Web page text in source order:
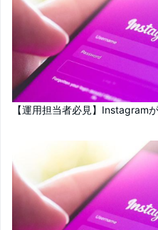
【運用担当者必見】Instagram